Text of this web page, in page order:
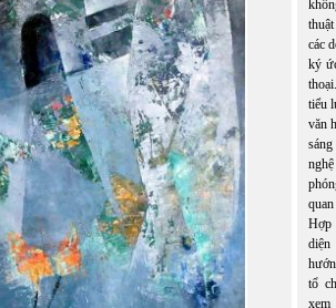
các
ký
tiểu
văn
tổ
xem